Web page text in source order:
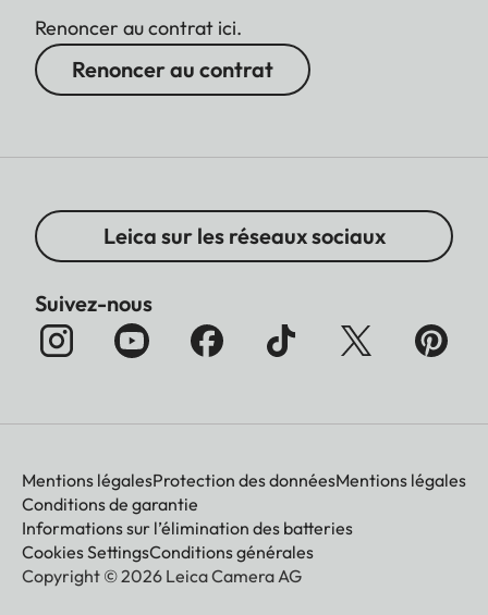
Renoncer au contrat ici.
Renoncer au contrat
Leica sur les réseaux sociaux
Suivez-nous
Mentions légalesProtection des donnéesMentions légales
Conditions de garantie
Informations sur l’élimination des batteries
Cookies SettingsConditions générales
Copyright © 2026 Leica Camera AG